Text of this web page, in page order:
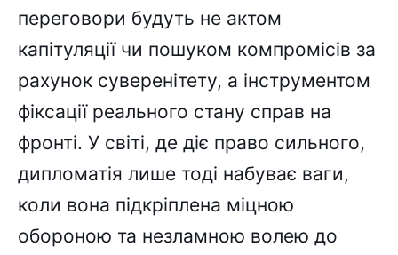
переговори будуть не актом
капітуляції чи пошуком компромісів за
рахунок суверенітету, а інструментом
фіксації реального стану справ на
фронті. У світі, де діє право сильного,
дипломатія лише тоді набуває ваги,
коли вона підкріплена міцною
обороною та незламною волею до